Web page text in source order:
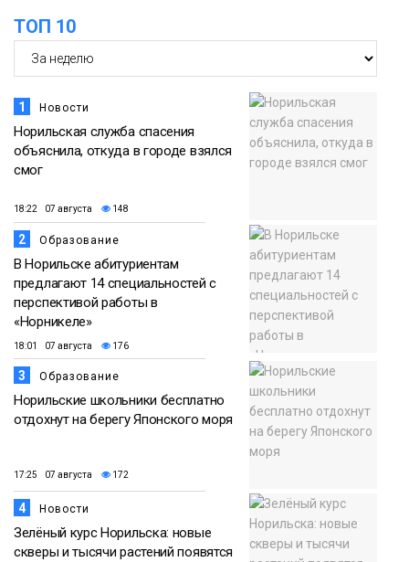
ТОП 10
1 Новости
Норильская служба спасения
объяснила, откуда в городе взялся
смог
18:22 07 августа 148
2 Образование
В Норильске абитуриентам
предлагают 14 специальностей с
перспективой работы в
«Норникеле»
18:01 07 августа 176
3 Образование
Норильские школьники бесплатно
отдохнут на берегу Японского моря
17:25 07 августа 172
4 Новости
Зелёный курс Норильска: новые
скверы и тысячи растений появятся